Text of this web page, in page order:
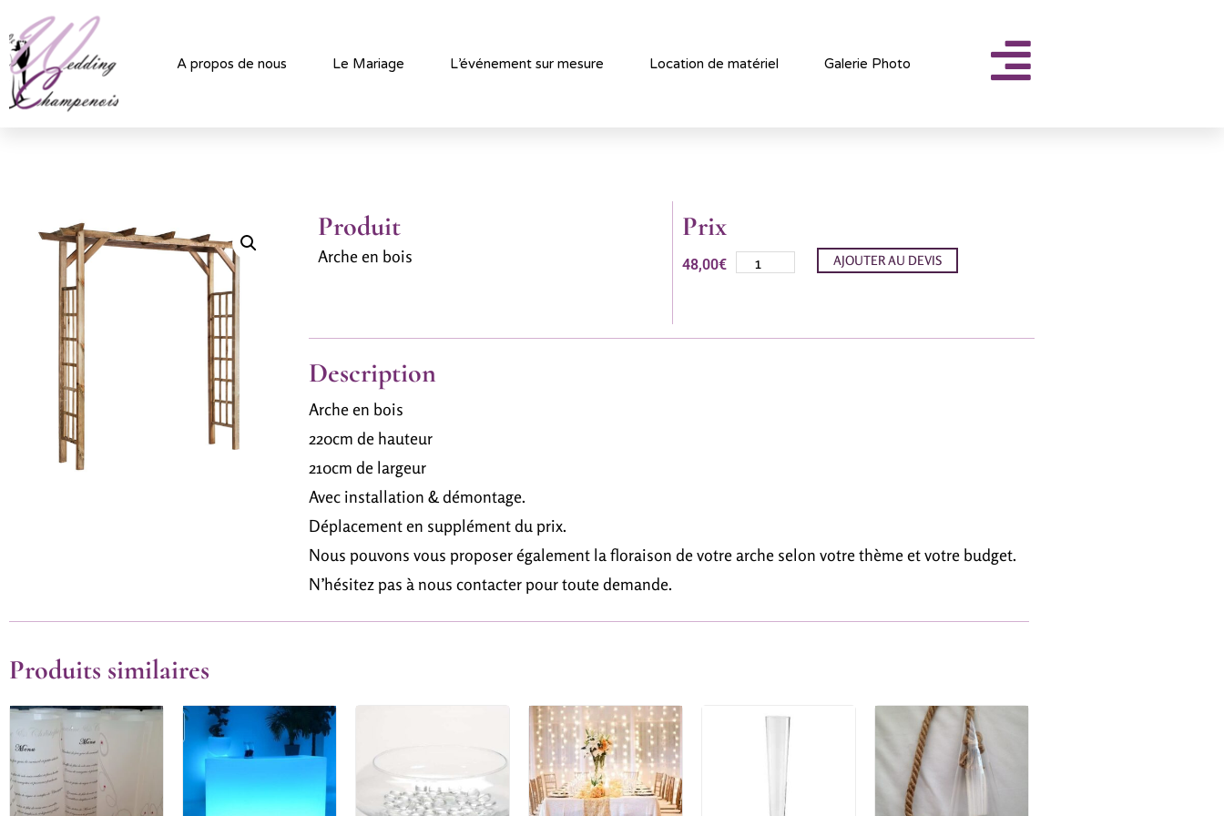
A propos de nous Le Mariage L’événement sur mesure Location de matériel Galerie Photo
Produit
Arche en bois
Prix
48,00€ AJOUTER AU DEVIS
Description
Arche en bois
220cm de hauteur
210cm de largeur
Avec installation & démontage.
Déplacement en supplément du prix.
Nous pouvons vous proposer également la floraison de votre arche selon votre thème et votre budget.
N’hésitez pas à nous contacter pour toute demande.
Produits similaires